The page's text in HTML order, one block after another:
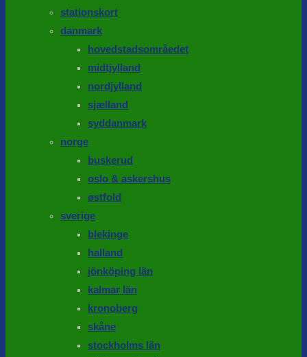
stationskort
danmark
hovedstadsområedet
midtjylland
nordjylland
sjælland
syddanmark
norge
buskerud
oslo & askershus
østfold
sverige
blekinge
halland
jönköping län
kalmar län
kronoberg
skåne
stockholms län